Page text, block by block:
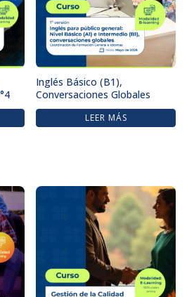
Inglés Básico (B1),
Conversaciones Globales
LEER MÁS